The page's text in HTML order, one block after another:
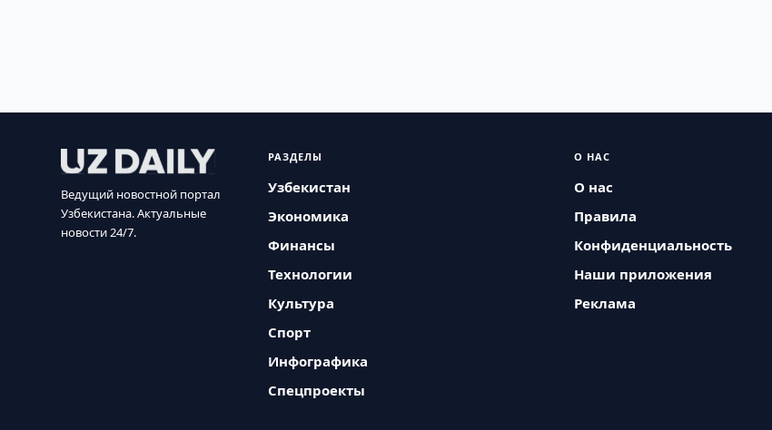
Ведущий новостной портал
Узбекистана. Актуальные
новости 24/7.
РАЗДЕЛЫ
Узбекистан
Экономика
Финансы
Технологии
Культура
Спорт
Инфографика
Спецпроекты
О НАС
О нас
Правила
Конфиденциальность
Наши приложения
Реклама